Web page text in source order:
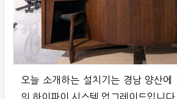
오늘 소개하는 설치기는 경남 양산에